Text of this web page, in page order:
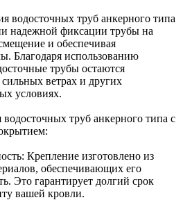
водосточных труб анкерного типа
надежной фиксации трубы на
и обеспечивая
Благодаря использованию
трубы остаются
ветрах и других
условиях.
труб анкерного типа с
Крепление изготовлено из
обеспечивающих его
Это гарантирует долгий срок
вашей кровли.